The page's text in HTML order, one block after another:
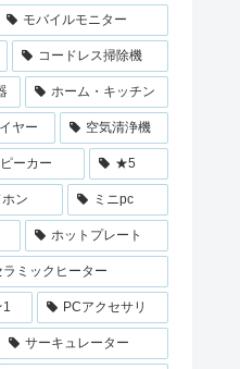
モバイルモニター
コードレス掃除機
ホーム・キッチン
ヤー 空気清浄機
ーカー ★5
ン ミニpc
ホットプレート
ラミックヒーター
PCアクセサリ
サーキュレーター